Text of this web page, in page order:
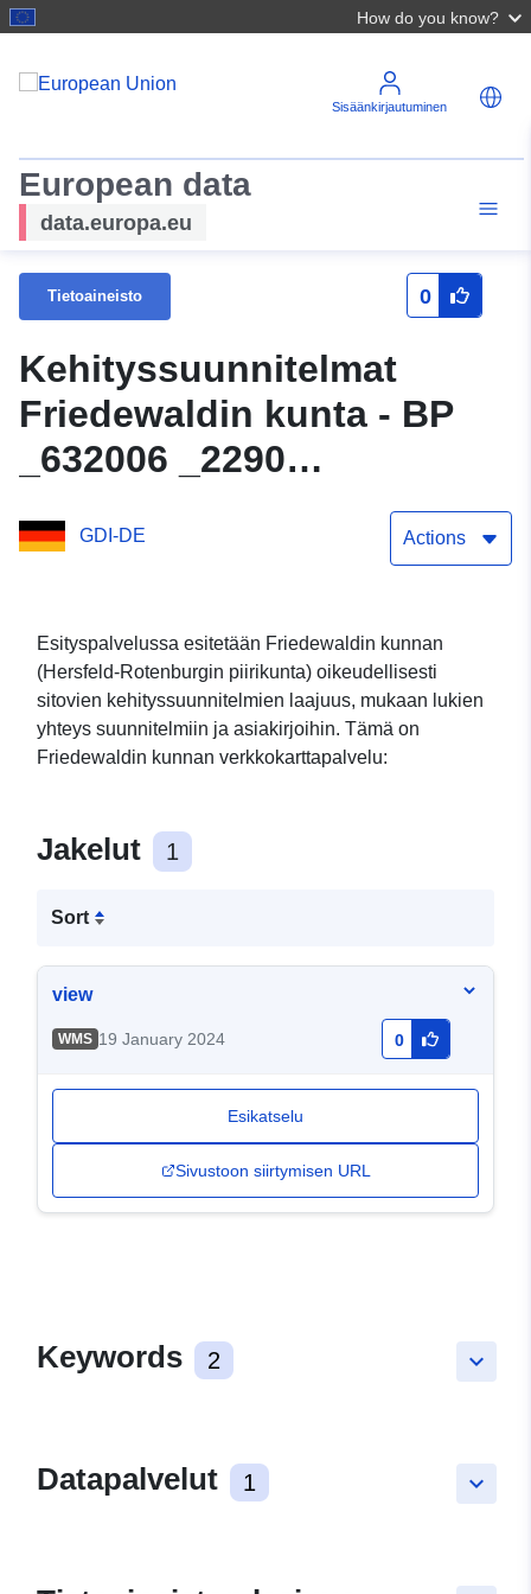
How do you know?
Sisäänkirjautuminen
European data
data.europa.eu
Tietoaineisto 0
Kehityssuunnitelmat
Friedewaldin kunta - BP
_632006 _2290
_Nr18AufderLieth _000
GDI-DE Actions
Esityspalvelussa esitetään Friedewaldin kunnan
(Hersfeld-Rotenburgin piirikunta) oikeudellisesti
sitovien kehityssuunnitelmien laajuus, mukaan lukien
yhteys suunnitelmiin ja asiakirjoihin. Tämä on
Friedewaldin kunnan verkkokarttapalvelu:
Jakelut 1
Sort
view
WMS 19 January 2024 0
Esikatselu
Sivustoon siirtymisen URL
keyboard_arrow_down
Keywords 2
keyboard_arrow_down
Datapalvelut 1